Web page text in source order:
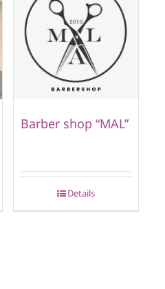
Barber shop “MAL”
Details